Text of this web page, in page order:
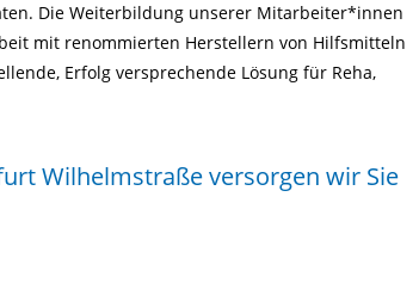
Die Weiterbildung unserer Mitarbeiter*innen
mit renommierten Herstellern von Hilfsmitteln
Erfolg versprechende Lösung für Reha,
Wilhelmstraße versorgen wir Sie